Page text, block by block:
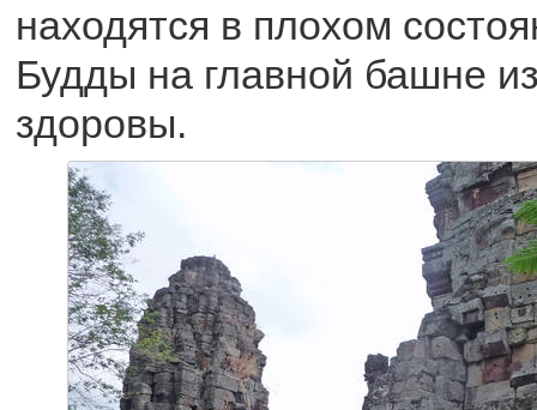
находятся в плохом
Будды на главной башне
здоровы.